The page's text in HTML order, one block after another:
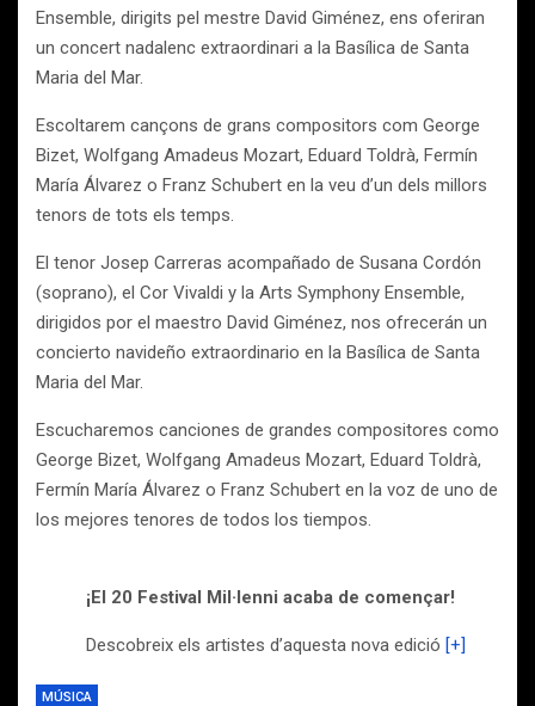
Ensemble, dirigits pel mestre David Giménez, ens oferiran
un concert nadalenc extraordinari a la Basílica de Santa
Maria del Mar.
Escoltarem cançons de grans compositors com George
Bizet, Wolfgang Amadeus Mozart, Eduard Toldrà, Fermín
María Álvarez o Franz Schubert en la veu d’un dels millors
tenors de tots els temps.
El tenor Josep Carreras acompañado de Susana Cordón
(soprano), el Cor Vivaldi y la Arts Symphony Ensemble,
dirigidos por el maestro David Giménez, nos ofrecerán un
concierto navideño extraordinario en la Basílica de Santa
Maria del Mar.
Escucharemos canciones de grandes compositores como
George Bizet, Wolfgang Amadeus Mozart, Eduard Toldrà,
Fermín María Álvarez o Franz Schubert en la voz de uno de
los mejores tenores de todos los tiempos.
¡El 20 Festival Mil·lenni acaba de començar!
Descobreix els artistes d’aquesta nova edició [+]
MÚSICA